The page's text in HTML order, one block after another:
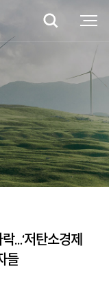
…‘저탄소경제
들